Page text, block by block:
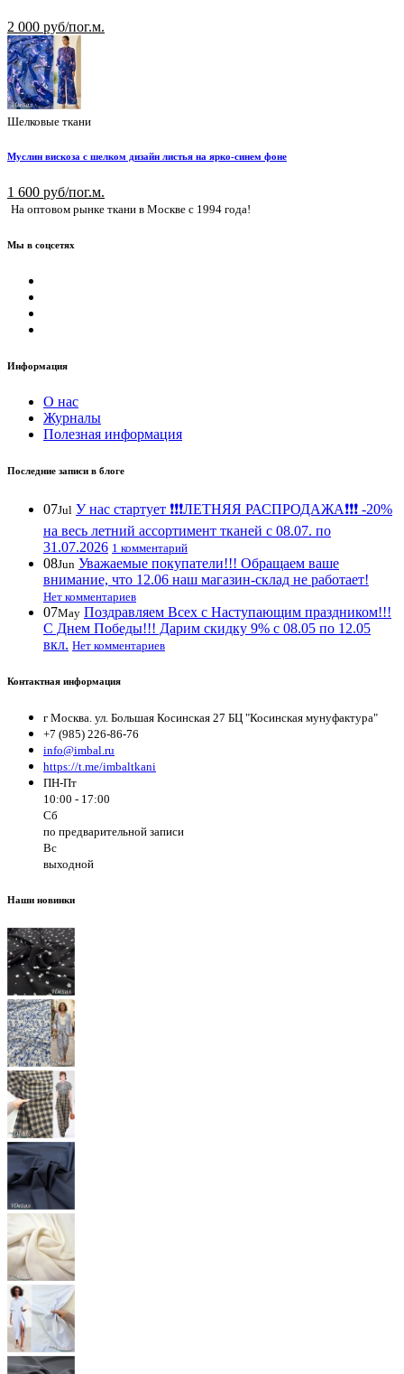
2 000 руб/пог.м.
Шелковые ткани
Муслин вискоза с шелком дизайн листья на ярко-синем фоне
1 600 руб/пог.м.
На оптовом рынке ткани в Москве с 1994 года!
Мы в соцсетях
Информация
О нас
Журналы
Полезная информация
Последние записи в блоге
07Jul У нас стартует ❗️❗️❗️ЛЕТНЯЯ РАСПРОДАЖА❗️❗️❗️ -20%
на весь летний ассортимент тканей с 08.07. по
31.07.2026 1 комментарий
08Jun Уважаемые покупатели!!! Обращаем ваше
внимание, что 12.06 наш магазин-склад не работает!
Нет комментариев
07May Поздравляем Всех с Наступающим праздником!!!
С Днем Победы!!! Дарим скидку 9% с 08.05 по 12.05
вкл. Нет комментариев
Контактная информация
г Москва. ул. Большая Косинская 27 БЦ "Косинская мунуфактура"
+7 (985) 226-86-76
info@imbal.ru
https://t.me/imbaltkani
ПН-Пт
10:00 - 17:00
Сб
по предварительной записи
Вс
выходной
Наши новинки